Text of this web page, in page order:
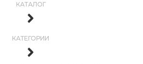
КАТАЛОГ
КАТЕГОРИИ